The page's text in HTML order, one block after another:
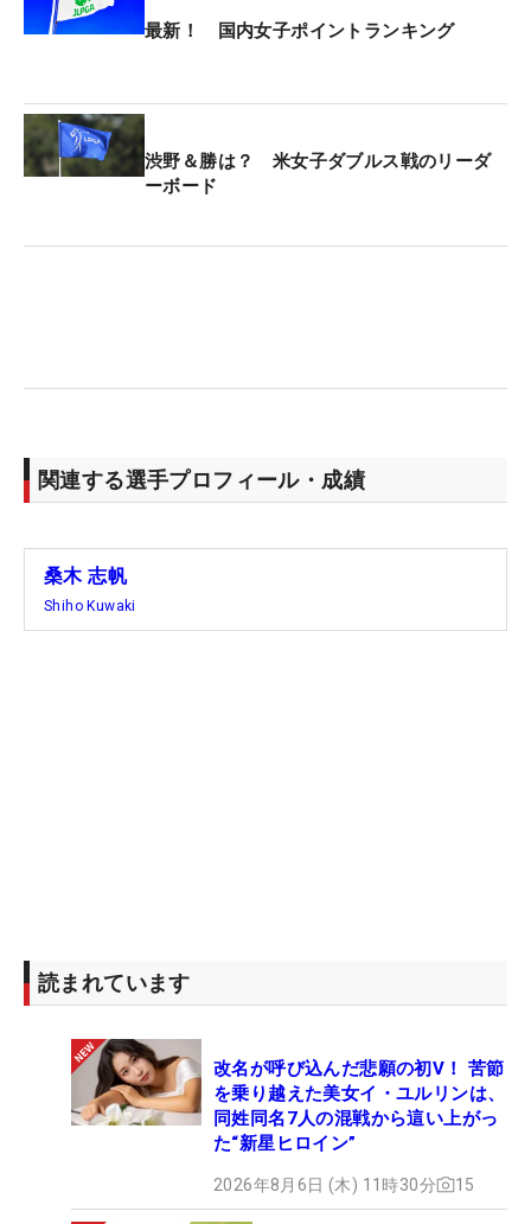
勝敗を分けることを、桑木は改めて示して見せた。
で1年半ぶりとなる通算4勝目を挙げた。そのときも
「優勝するくらいの勢いで」と臨んだが、「AIG女
子オープン」（全英）の出場権を狙った今回は「自
戦は海外メジャー「KPMG全米女子プロ選手権」
（25～28日、ヘイゼルティン・ナショナルGC/米ミ
大きく出遅れた。2日目は「70」と巻き返したが、
桑木が描く青写真はその再現だ。メルセデス・ラン
キングは2位に浮上し、1位の佐久間朱莉とは
35.87pt差。「女王争いをしたことがないので、最
後までやりたい。年間女王になって米ツアーに行け
たら、一番いいと思う。今はまだ現実的には考えて
いないけど、今の状態ならまだ勝てると思う。勝ち
最新！ 国内女子ポイントランキング
渋野＆勝は？ 米女子ダブルス戦のリーダ
ーボード
関連する選手プロフィール・成績
桑木 志帆
Shiho Kuwaki
読まれています
改名が呼び込んだ悲願の初V！ 苦節
を乗り越えた美女イ・ユルリンは、
同姓同名7人の混戦から這い上がっ
た“新星ヒロイン”
2026年8月6日 (木) 11時30分 15